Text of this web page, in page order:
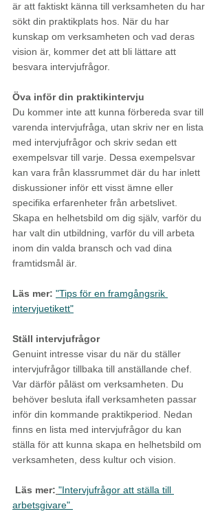
är att faktiskt känna till verksamheten du har
sökt din praktikplats hos. När du har
kunskap om verksamheten och vad deras
vision är, kommer det att bli lättare att
besvara intervjufrågor.
Öva inför din praktikintervju
Du kommer inte att kunna förbereda svar till
varenda intervjufråga, utan skriv ner en lista
med intervjufrågor och skriv sedan ett
exempelsvar till varje. Dessa exempelsvar
kan vara från klassrummet där du har inlett
diskussioner inför ett visst ämne eller
specifika erfarenheter från arbetslivet.
Skapa en helhetsbild om dig själv, varför du
har valt din utbildning, varför du vill arbeta
inom din valda bransch och vad dina
framtidsmål är.
Läs mer: "Tips för en framgångsrik
intervjuetikett"
Ställ intervjufrågor
Genuint intresse visar du när du ställer
intervjufrågor tillbaka till anställande chef.
Var därför påläst om verksamheten. Du
behöver besluta ifall verksamheten passar
inför din kommande praktikperiod. Nedan
finns en lista med intervjufrågor du kan
ställa för att kunna skapa en helhetsbild om
verksamheten, dess kultur och vision.
Läs mer: "Intervjufrågor att ställa till
arbetsgivare"